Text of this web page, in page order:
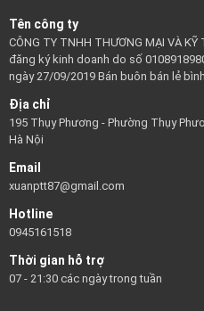
Tên công ty
CÔNG TY TNHH THƯƠNG MẠI VÀ
đăng ký kinh doanh do số
ngày 27/09/2019 Bán buôn bán lẻ
Địa chỉ
195 Thụy Phương - Phường Thụy
Hà Nội
Email
xuanptt87@gmail.com
Hotline
0945161518
Thời gian hỗ trợ
07 - 21:30 các ngày trong tuần